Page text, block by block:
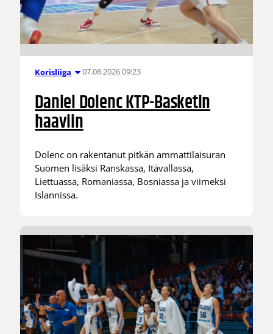
Korisliiga 07.08.2026 09:23
Daniel Dolenc KTP-Basketin
haaviin
Dolenc on rakentanut pitkän ammattilaisuran
Suomen lisäksi Ranskassa, Itävallassa,
Liettuassa, Romaniassa, Bosniassa ja viimeksi
Islannissa.